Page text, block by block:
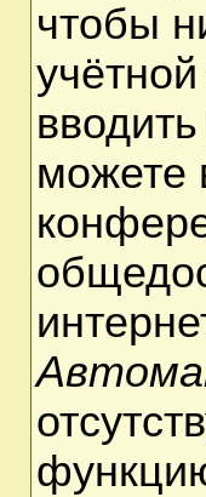
чтобы
можете